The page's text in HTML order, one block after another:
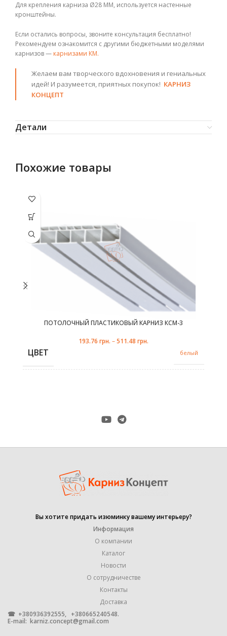
Для крепления карниза Ø28 ММ, используется настенные
кронштейны.
Если остались вопросы, звоните консультация бесплатно!
Рекомендуем ознакомится с другими бюджетными моделями
карнизов — карнизами КМ.
Желаем вам творческого вдохновения и гениальных
идей! И разумеется, приятных покупок! КАРНИЗ
КОНЦЕПТ
Детали
Похожие товары
ПОТОЛОЧНЫЙ ПЛАСТИКОВЫЙ КАРНИЗ КСМ-3
193.76 грн. –511.48 грн.
ЦВЕТ белый
Универсальное
МАТЕРИАЛ
Этот товар
имеет
несколько
вариаций.
Опции
можно
выбрать
Вы хотите придать изюминку вашему интерьеру?
Информация
О компании
Каталог
Новости
О сотрудничестве
Контакты
Доставка
☎ +380936392555, +380665240548.
E-mail: karniz.concept@gmail.com